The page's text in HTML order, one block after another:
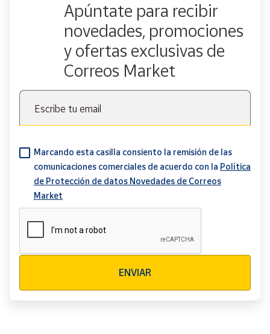
Apúntate para recibir
novedades, promociones
y ofertas exclusivas de
Correos Market
Escribe tu email
Marcando esta casilla consiento la remisión de las
comunicaciones comerciales de acuerdo con la Política
de Protección de datos Novedades de Correos
Market
ENVIAR